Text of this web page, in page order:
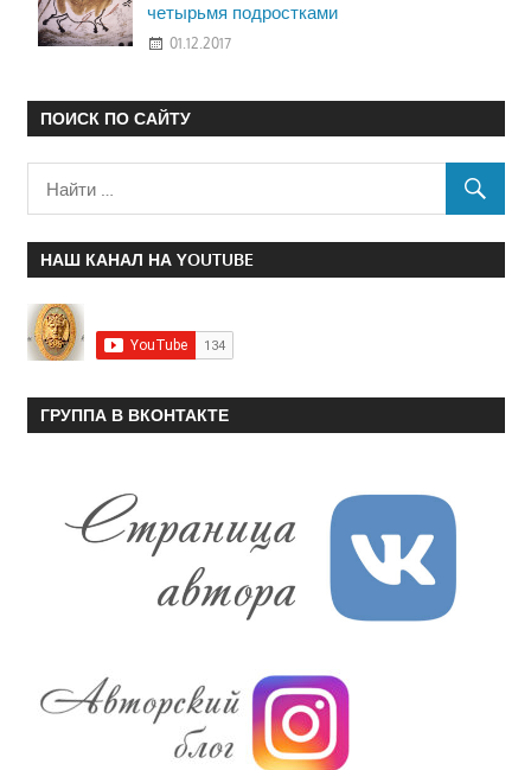
четырьмя подростками
01.12.2017
ПОИСК ПО САЙТУ
НАШ КАНАЛ НА YOUTUBE
ГРУППА В ВКОНТАКТЕ